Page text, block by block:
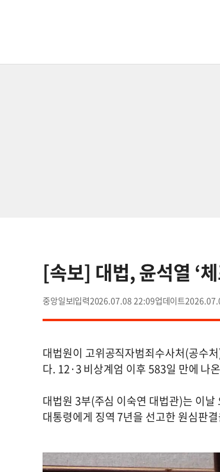
[속보] 대법, 윤석열 ‘
중앙일보 2026.07.08 22:09
대법원이 고위공직자범죄수사처(공수
다. 12·3 비상계엄 이후 583일 만에 나
대법원 3부(주심 이숙연 대법관)는 이
대통령에게 징역 7년을 선고한 원심판